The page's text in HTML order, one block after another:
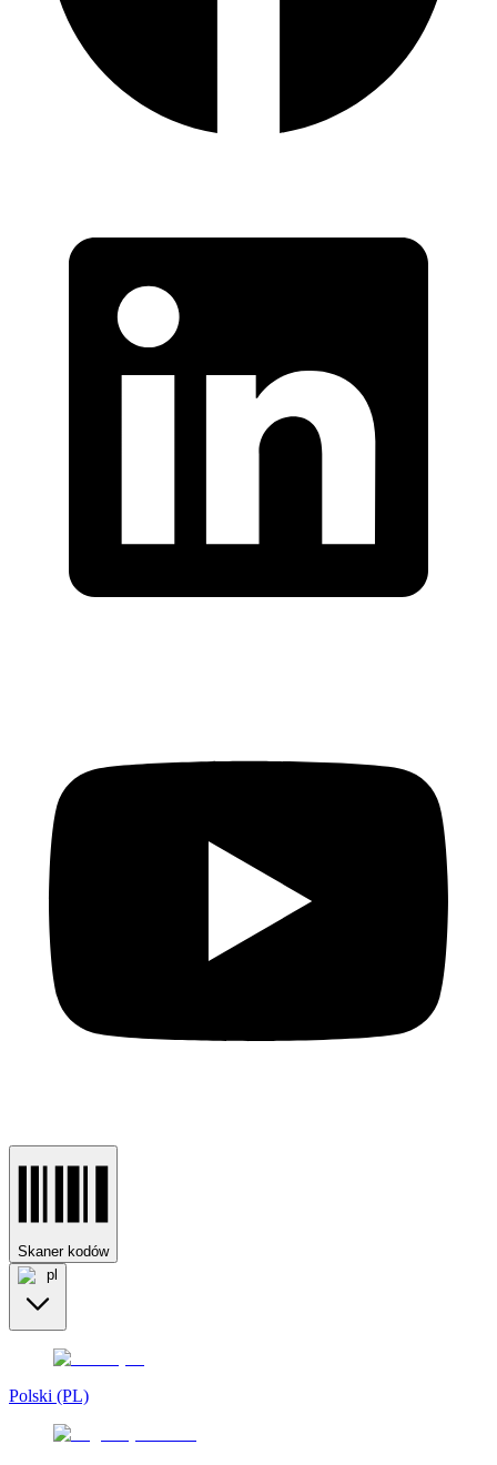
Skaner kodów
pl
Polski (PL)